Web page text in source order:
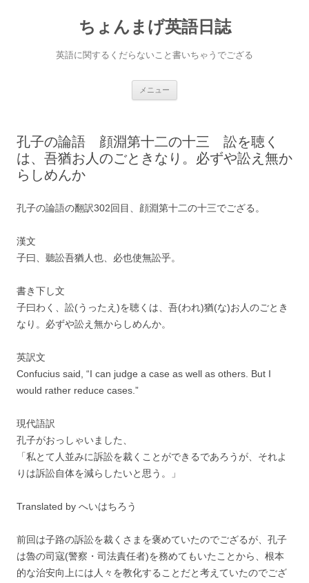
ちょんまげ英語日誌
英語に関するくだらないこと書いちゃうでござる
メニュー
ス
キ
ッ
孔子の論語 顔淵第十二の十三 訟を聴く
は、吾猶お人のごときなり。必ずや訟え無か
らしめんか
孔子の論語の翻訳302回目、顔淵第十二の十三でござる。
漢文
子曰、聽訟吾猶人也、必也使無訟乎。
書き下し文
子曰わく、訟(うったえ)を聴くは、吾(われ)猶(な)お人のごとき
なり。必ずや訟え無からしめんか。
英訳文
Confucius said, “I can judge a case as well as others. But I
would rather reduce cases.”
現代語訳
孔子がおっしゃいました、
「私とて人並みに訴訟を裁くことができるであろうが、それよ
りは訴訟自体を減らしたいと思う。」
Translated by へいはちろう
前回は子路の訴訟を裁くさまを褒めていたのでござるが、孔子
は魯の司寇(警察・司法責任者)を務めてもいたことから、根本
的な治安向上には人々を教化することだと考えていたのでござ